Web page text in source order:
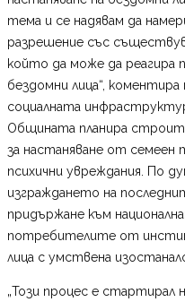
тема и се надявам да
разрешение със
който да може да реагира
бездомни лица“,
социалната
Общината планира
за настаняване от семеен
психични увреждания. По
изграждането на
придържане към
потребителите от
лица с умствена
„Този процес е стартирал